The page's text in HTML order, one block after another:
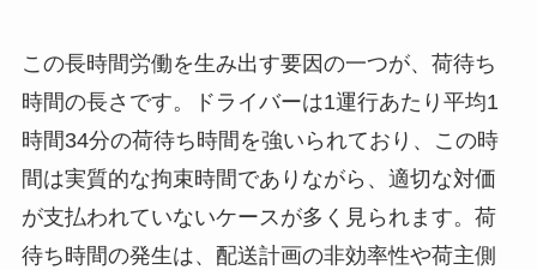
この長時間労働を生み出す要因の一つが、荷待ち
時間の長さです。ドライバーは1運行あたり平均1
時間34分の荷待ち時間を強いられており、この時
間は実質的な拘束時間でありながら、適切な対価
が支払われていないケースが多く見られます。荷
待ち時間の発生は、配送計画の非効率性や荷主側